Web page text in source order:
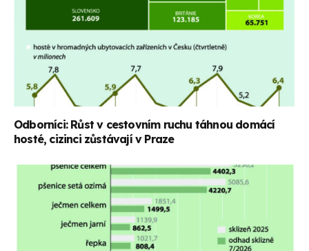
Odborníci: Růst v cestovním ruchu táhnou domácí
hosté, cizinci zůstávají v Praze